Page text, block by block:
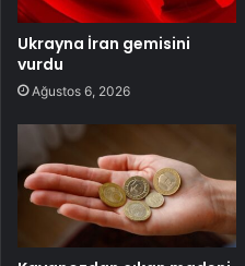
Ukrayna İran gemisini
vurdu
Ağustos 6, 2026